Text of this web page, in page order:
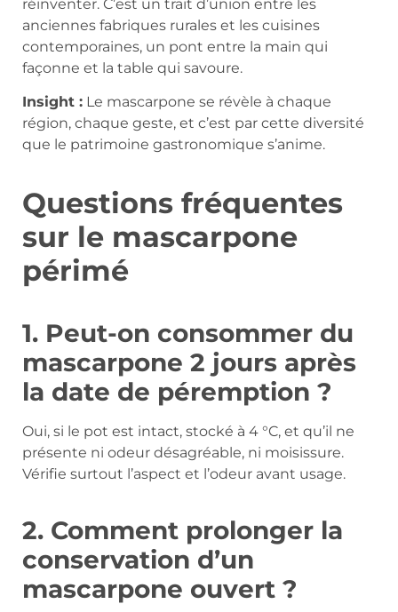
réinventer. C’est un trait d’union entre les
anciennes fabriques rurales et les cuisines
contemporaines, un pont entre la main qui
façonne et la table qui savoure.
Insight : Le mascarpone se révèle à chaque
région, chaque geste, et c’est par cette diversité
que le patrimoine gastronomique s’anime.
Questions fréquentes
sur le mascarpone
périmé
1. Peut-on consommer du
mascarpone 2 jours après
la date de péremption ?
Oui, si le pot est intact, stocké à 4 °C, et qu’il ne
présente ni odeur désagréable, ni moisissure.
Vérifie surtout l’aspect et l’odeur avant usage.
2. Comment prolonger la
conservation d’un
mascarpone ouvert ?